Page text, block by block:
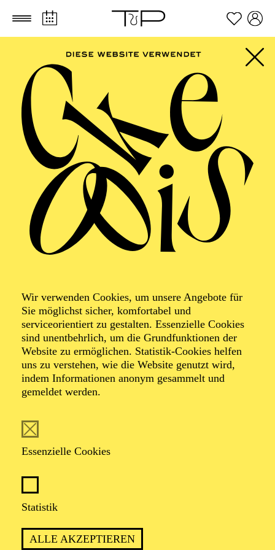
Zum Hauptinhalt springen Zum Footer springen
Wir verwenden Cookies, um unsere Angebote für
Sie möglichst sicher, komfortabel und
serviceorientiert zu gestalten. Essenzielle Cookies
sind unentbehrlich, um die Grundfunktionen der
Website zu ermöglichen. Statistik-Cookies helfen
uns zu verstehen, wie die Website genutzt wird,
indem Informationen anonym gesammelt und
gemeldet werden.
Essenzielle Cookies
Statistik
ALLE AKZEPTIEREN
Foto: Benne Ochs
Ensemblemitglied des Aalto Musiktheaters Essen. Zu